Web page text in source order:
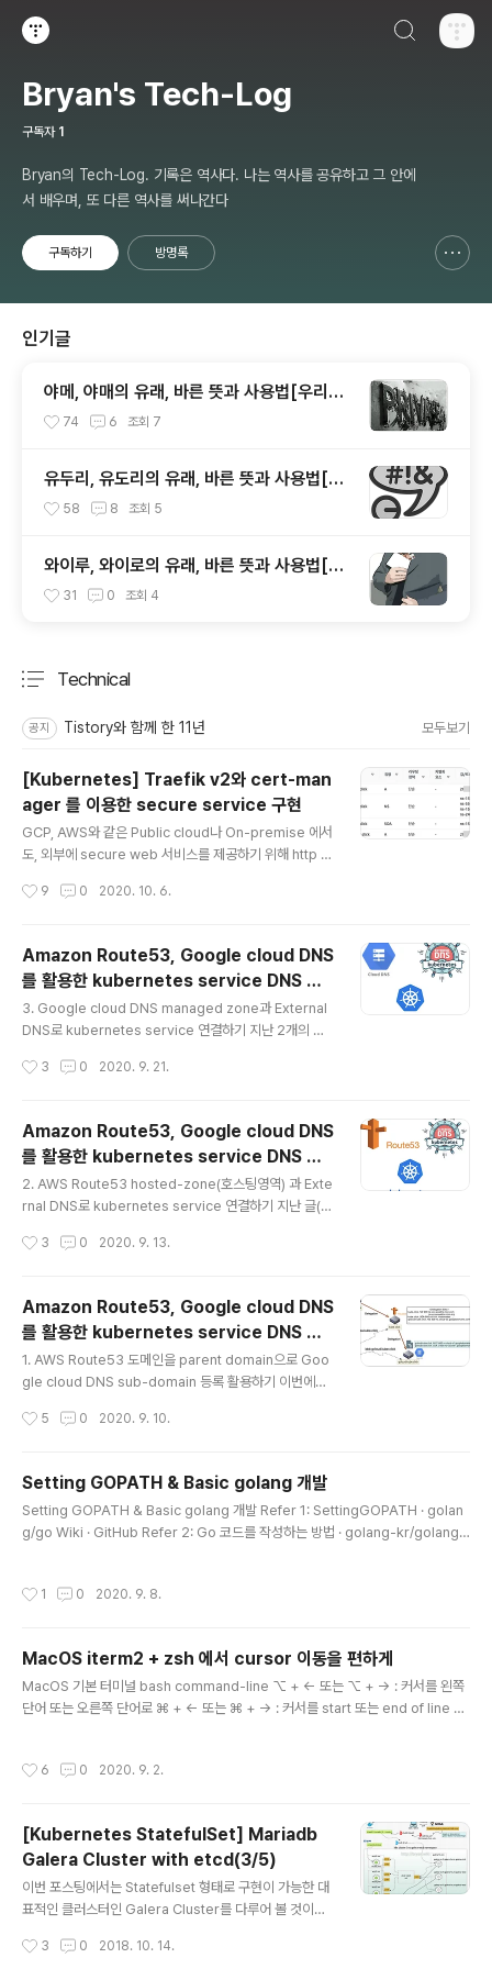
Bryan's Tech-Log
구독자 1
Bryan의 Tech-Log. 기록은 역사다. 나는 역사를 공유하고 그 안에
서 배우며, 또 다른 역사를 써나간다
구독하기 방명록
인기글
야메, 야매의 유래, 바른 뜻과 사용법[우리말
바로 알기]
74 6 조회 7
유두리, 유도리의 유래, 바른 뜻과 사용법[우
리말 바로 알기]
58 8 조회 5
와이루, 와이로의 유래, 바른 뜻과 사용법[우
리말 바로 알기]
31 0 조회 4
Technical
공지 Tistory와 함께 한 11년 모두보기
[Kubernetes] Traefik v2와 cert-man
ager 를 이용한 secure service 구현
GCP, AWS와 같은 Public cloud나 On-premise 에서
도, 외부에 secure web 서비스를 제공하기 위해 http e
는 많은 번거로운 작업 과정을 거쳐야 한다. 그 방법도 여러
을 직접 구현해 보고 정리한 문서를, 따라하기 버전으로 소
개하려 한다. Traefik ingress 의 entrypoint에 대해 L
et's Encrypt 로부터 유효(정식) 인증키를 적용해 주는 c
ert-manager(Jetstack 버전) 를 활용한 방법을 아래에
9 0 2020. 10. 6.
Amazon Route53, Google cloud DNS
를 활용한 kubernetes service DNS 자
동화 (3/3)
3. Google cloud DNS managed zone과 External
DNS로 kubernetes service 연결하기 지난 2개의 글
에 이어서, 이번에는 Google cloud DNS에 hosted-z
음 글에서 Google cloud DNS 측에 생성한 gcloud.ku
be.click 도메인을 사용한다. Google cloud DNS proj
ect의 managed zone 확인 GCP console 좌측 메뉴
에서 Network services > Cloud DNS > Z..
3 0 2020. 9. 21.
Amazon Route53, Google cloud DNS
를 활용한 kubernetes service DNS 자
동화 (2/3)
2. AWS Route53 hosted-zone(호스팅영역) 과 Exte
rnal DNS로 kubernetes service 연결하기 지난 글(ht
에 hosted-zone을 생성하여 Local kubernetes 의 e
ole UI에서 Route53 > 호스팅 영역 > 호스팅 영역 생성'
을 통해서도 동일한 결과를 볼 수 있다 $ aws route53 c
reate-hosted-zone --name route53.kube.click
--caller-reference this-hosted-zone-is..
3 0 2020. 9. 13.
Amazon Route53, Google cloud DNS
를 활용한 kubernetes service DNS 자
동화 (1/3)
1. AWS Route53 도메인을 parent domain으로 Goo
gle cloud DNS sub-domain 등록 활용하기 이번에는
팅을 해 보려 한다. 최종 목표는 Public cloud의 manag
ck 이라는 도메인의 subdomain 을 route53.kube.cli
ck 또는 gcloud.kube.click로 만들어서 사용)의 서브도
메인이 자동으로 만들어지고, 해당 도메인을 통해 Kubern
5 0 2020. 9. 10.
Setting GOPATH & Basic golang 개발
Setting GOPATH & Basic golang 개발 Refer 1: SettingGOPATH · golan
g/go Wiki · GitHub Refer 2: Go 코드를 작성하는 방법 · golang-kr/golang-
끄적 거려 둠. 그러나 누군가에겐 조금의 도움이 되었기를 ... Zsh Add to ~/.zshrc
1 0 2020. 9. 8.
MacOS iterm2 + zsh 에서 cursor 이동을 편하게
MacOS 기본 터미널 bash command-line ⌥ + ← 또는 ⌥ + → : 커서를 왼쪽
단어 또는 오른쪽 단어로 ⌘ + ← 또는 ⌘ + → : 커서를 start 또는 end of line 으
터미널, zsh 각각에서 별도 설정을 하지 않았을 경우 위의 스타일 대로 커서가 이동
래도 ⌥ + ← 또는 ⌘ + ← 방식에 익숙해져 있어서 다음의 방법대로 설정 사용중이
다. zsh에서 MacOS 기본 ba..
6 0 2020. 9. 2.
[Kubernetes StatefulSet] Mariadb
Galera Cluster with etcd(3/5)
이번 포스팅에서는 Statefulset 형태로 구현이 가능한 대
표적인 클러스터인 Galera Cluster를 다루어 볼 것이다.
etcd 데이터 스토어에 기록하고 사용할 수 있도록 etcd c
3 0 2018. 10. 14.